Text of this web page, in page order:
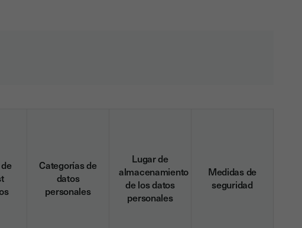
Categorías de
datos
personales
Lugar de
almacenamiento
de los datos
personales
Medidas de
seguridad